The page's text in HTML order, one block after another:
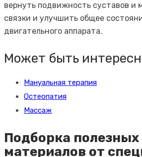
вернуть подвижность суставов и
связки и улучшить общее
двигательного аппарата.
Может быть
Мануальная терапия
Остеопатия
Массаж
Подборка полезных
материалов от